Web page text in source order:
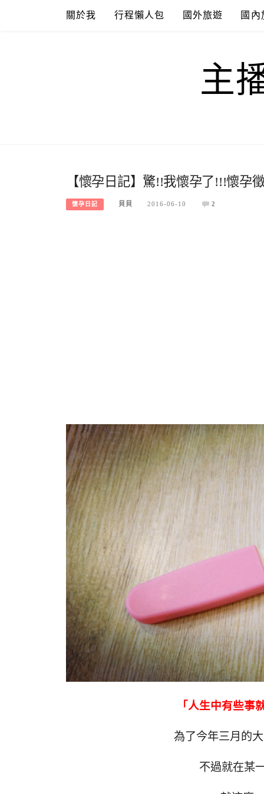
關於我 行程懶人包 國外旅遊 國內
主
【懷孕日記】驚!!我懷孕了!!!懷孕
懷孕日記 貝貝 2016-06-10 2
「人生中有些事
為了今年三月的
不過就在某